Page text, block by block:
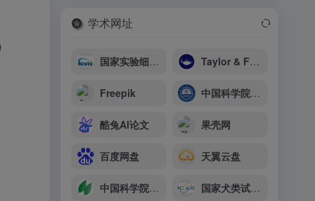
学术网址
国家实验细胞资源共享平台 Taylor & Francis Online
Freepik 中国科学院青岛生物能源与过程研究所
酷兔AI论文 果壳网
百度网盘 天翼云盘
中国科学院生态环境研究中心 国家犬类试验动物资源库